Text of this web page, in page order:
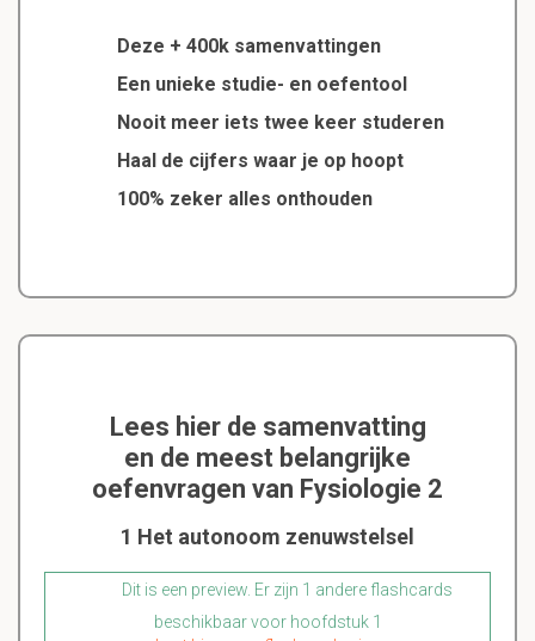
Deze + 400k samenvattingen
Een unieke studie- en oefentool
Nooit meer iets twee keer studeren
Haal de cijfers waar je op hoopt
100% zeker alles onthouden
Lees hier de samenvatting
en de meest belangrijke
oefenvragen van Fysiologie 2
1 Het autonoom zenuwstelsel
Dit is een preview. Er zijn 1 andere flashcards
beschikbaar voor hoofdstuk 1